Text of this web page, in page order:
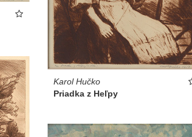
Karol Hučko
Priadka z Heľpy